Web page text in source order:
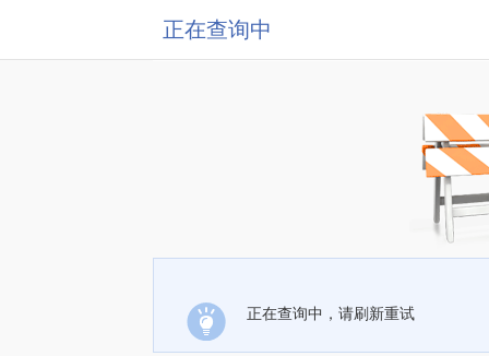
正在查询中
正在查询中，请刷新重试